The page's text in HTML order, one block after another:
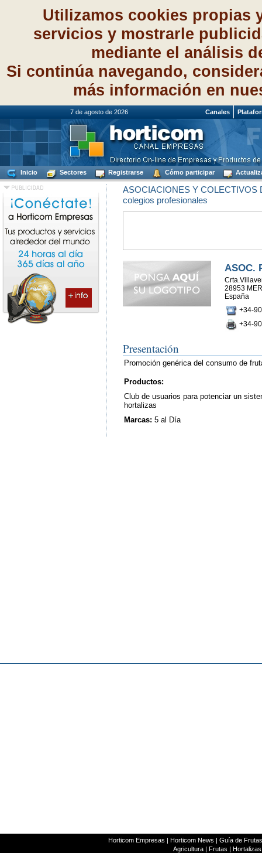
Utilizamos cookies propias
servicios y mostrarle
mediante el análisis
Si continúa navegando,
más información en
7 de agosto de 2026 Canales
Inicio Sectores Registrarse Cómo participar
ASOCIACIONES Y COLECTIVOS
colegios profesionales
ASOC.
28953
España
+34-
+34-
Presentación
Promoción genérica del consumo de
Productos:
Club de usuarios para potenciar un
hortalizas
Marcas: 5 al Día
Horticom Empresas | Horticom News | Guía de
Agricultura| Frutas | Hortalizas